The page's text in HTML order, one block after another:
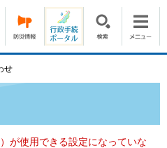
せ
が使用できる設定になっていな